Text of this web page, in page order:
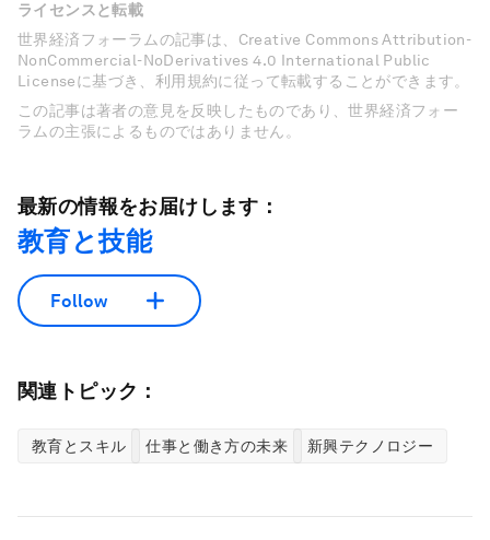
ライセンスと転載
世界経済フォーラムの記事は、Creative Commons Attribution-
NonCommercial-NoDerivatives 4.0 International Public
Licenseに基づき、利用規約に従って転載することができます。
この記事は著者の意見を反映したものであり、世界経済フォー
ラムの主張によるものではありません。
最新の情報をお届けします：
教育と技能
Follow
関連トピック：
教育とスキル 仕事と働き方の未来 新興テクノロジー